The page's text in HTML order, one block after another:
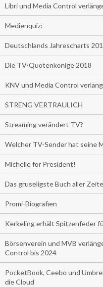
Libri und Media Control
Medienquiz:
Deutschlands Jahrescharts
Die TV-Quotenkönige 2018
KNV und Media Control
STRENG VERTRAULICH
Streaming verändert TV?
Welcher TV-Sender hat seine
Michelle for President!
Das gruseligste Buch aller
Promi-Biografien
Kerkeling erhält Spitzenfeder
Börsenverein und MVB
Control bis 2024
PocketBook, Ceebo und
die Cloud